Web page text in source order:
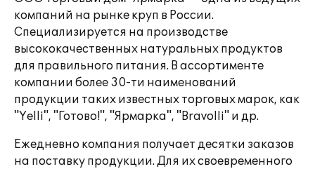
компаний на рынке круп в России.
Специализируется на производстве
высококачественных натуральных продуктов
для правильного питания. В ассортименте
компании более 30-ти наименований
продукции таких известных торговых марок, как
"Yelli", "Готово!", "Ярмарка", "Bravolli" и др.
Ежедневно компания получает десятки заказов
на поставку продукции. Для их своевременного